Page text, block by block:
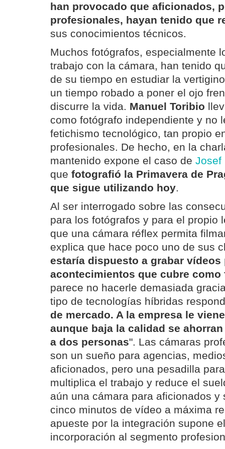
han provocado que aficionados,
profesionales, hayan tenido que
sus conocimientos técnicos.
Muchos fotógrafos, especialmente
trabajo con la cámara, han tenido
de su tiempo en estudiar la
un tiempo robado a poner el ojo
discurre la vida. Manuel Toribio
como fotógrafo independiente y no
fetichismo tecnológico, tan propio
profesionales. De hecho, en la
mantenido expone el caso de Josef
que fotografió la Primavera de
que sigue utilizando hoy.
Al ser interrogado sobre las
para los fotógrafos y para el propio
que una cámara réflex permita
explica que hace poco uno de sus
estaría dispuesto a grabar
acontecimientos que cubre como
parece no hacerle demasiada
tipo de tecnologías híbridas
de mercado. A la empresa le
aunque baja la calidad se
a dos personas". Las cámaras
son un sueño para agencias,
aficionados, pero una pesadilla
multiplica el trabajo y reduce el
aún una cámara para aficionados y
cinco minutos de vídeo a máxima
apueste por la integración supone
incorporación al segmento